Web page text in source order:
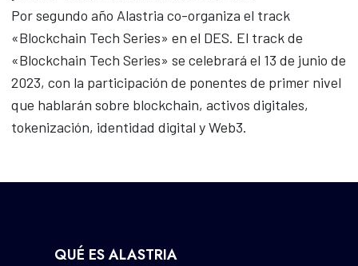
Por segundo año Alastria co-organiza el track
«Blockchain Tech Series» en el DES. El track de
«Blockchain Tech Series» se celebrará el 13 de junio de
2023, con la participación de ponentes de primer nivel
que hablarán sobre blockchain, activos digitales,
tokenización, identidad digital y Web3.
QUÉ ES ALASTRIA